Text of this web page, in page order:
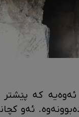
کە پێشتر
ئەو